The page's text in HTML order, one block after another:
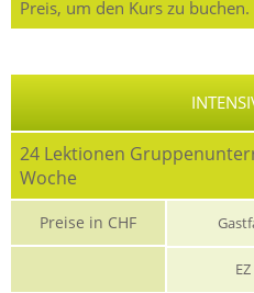
Preis, um den Kurs zu buchen.
24 Lektionen
Woche
Preise in CHF